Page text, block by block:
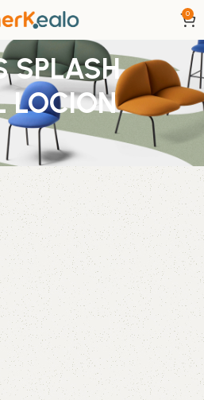
0
SPLASH
LOCION